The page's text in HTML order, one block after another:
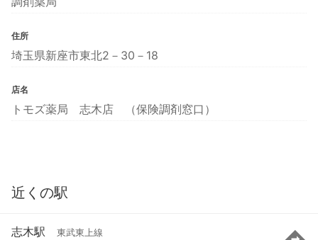
住所
埼玉県新座市東北2－30－18
店名
トモズ薬局 志木店 （保険調剤窓口）
近くの駅
志木駅 東武東上線